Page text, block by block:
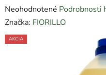
Priemerné
hodnotenie
produktu
Neohodnotené Podrobnosti
Značka: FIORILLO
AKCIA